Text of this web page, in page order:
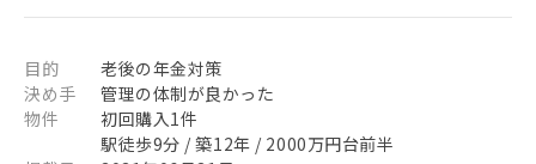
目的
老後の年金対策
決め手
管理の体制が良かった
物件
初回購入1件
駅徒歩9分 / 築12年 / 2000万円台前半